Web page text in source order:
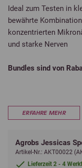
Ideal zum Testen in
bewährte
konzentrierten
und starke Nerven
Bundles sind von
ERFAHRE MEHR
Agrobs Jessicas
Artikel-Nr.: AKT00022
Lieferzeit 2 - 4